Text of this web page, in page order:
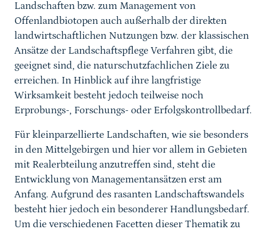
Landschaften bzw. zum Management von
Offenlandbiotopen auch außerhalb der direkten
landwirtschaftlichen Nutzungen bzw. der klassischen
Ansätze der Landschaftspflege Verfahren gibt, die
geeignet sind, die naturschutzfachlichen Ziele zu
erreichen. In Hinblick auf ihre langfristige
Wirksamkeit besteht jedoch teilweise noch
Erprobungs-, Forschungs- oder Erfolgskontrollbedarf.
Für kleinparzellierte Landschaften, wie sie besonders
in den Mittelgebirgen und hier vor allem in Gebieten
mit Realerbteilung anzutreffen sind, steht die
Entwicklung von Managementansätzen erst am
Anfang. Aufgrund des rasanten Landschaftswandels
besteht hier jedoch ein besonderer Handlungsbedarf.
Um die verschiedenen Facetten dieser Thematik zu